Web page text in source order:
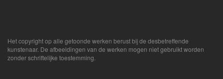
Het copyright op alle getoonde werken berust bij de desbetreffende
kunstenaar. De afbeeldingen van de werken mogen niet gebruikt worden
zonder schriftelijke toestemming.